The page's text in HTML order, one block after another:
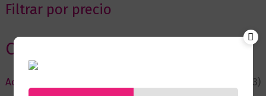
Filtrar por precio
Categorias
Actualidad
(53)